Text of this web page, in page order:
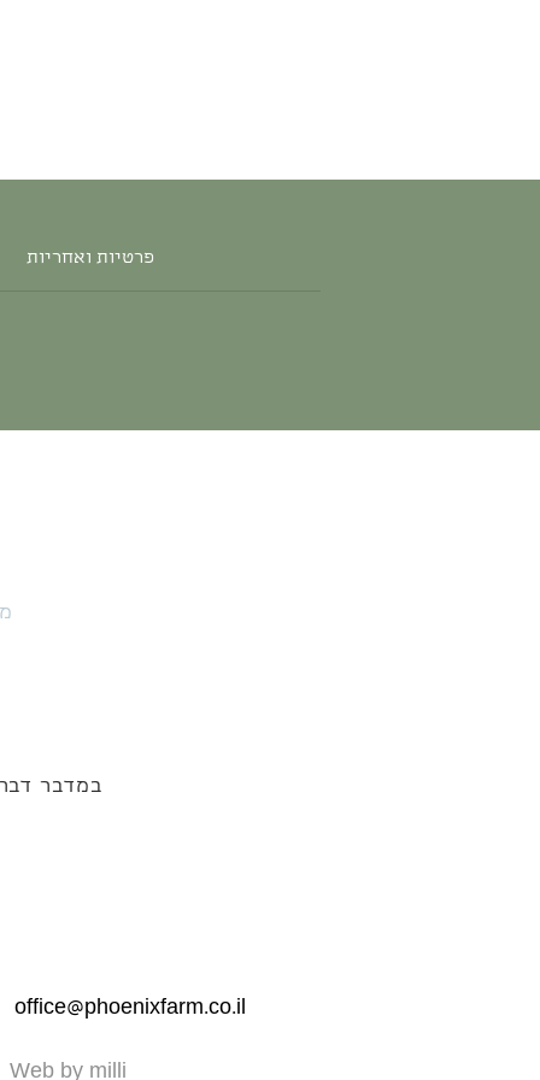
פרטיות ואחריות
במדבר
office@phoenixfarm.co.il
Web by milli